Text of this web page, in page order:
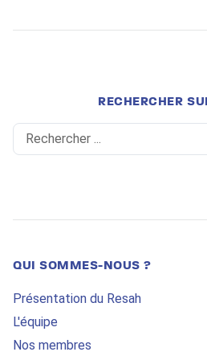
RECHERCHER
Search
...
QUI SOMMES-NOUS ?
Présentation du Resah
L'équipe
Nos membres